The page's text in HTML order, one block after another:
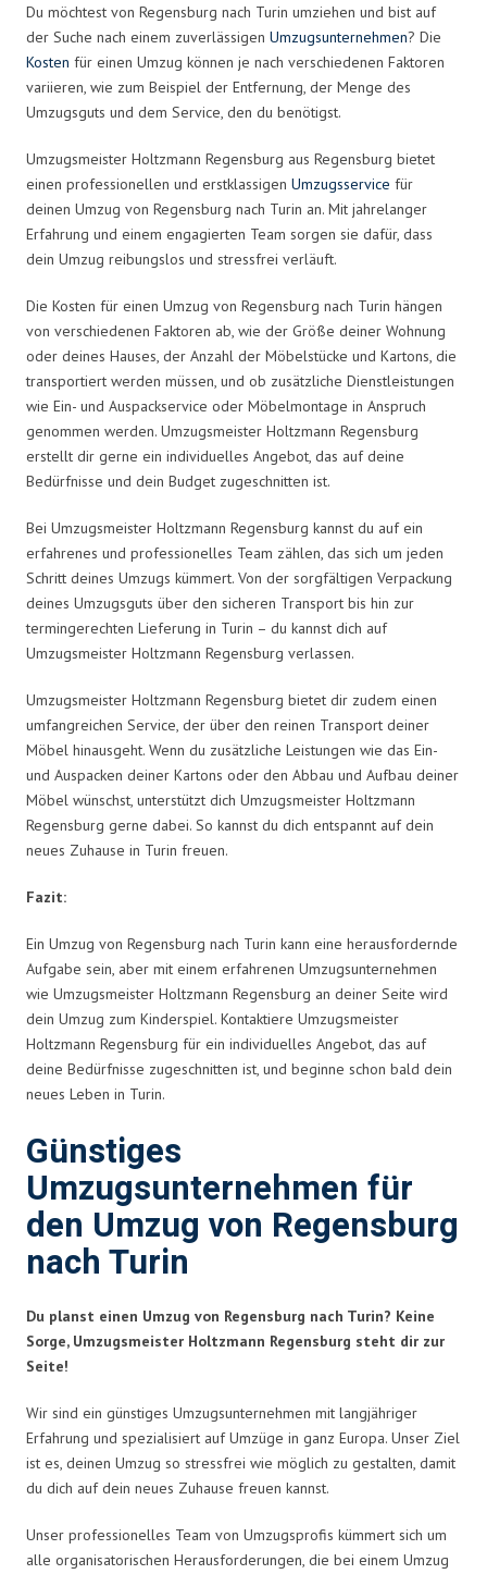
Du möchtest von Regensburg nach Turin umziehen und bist auf
der Suche nach einem zuverlässigen Umzugsunternehmen? Die
Kosten für einen Umzug können je nach verschiedenen Faktoren
variieren, wie zum Beispiel der Entfernung, der Menge des
Umzugsguts und dem Service, den du benötigst.
Umzugsmeister Holtzmann Regensburg aus Regensburg bietet
einen professionellen und erstklassigen Umzugsservice für
deinen Umzug von Regensburg nach Turin an. Mit jahrelanger
Erfahrung und einem engagierten Team sorgen sie dafür, dass
dein Umzug reibungslos und stressfrei verläuft.
Die Kosten für einen Umzug von Regensburg nach Turin hängen
von verschiedenen Faktoren ab, wie der Größe deiner Wohnung
oder deines Hauses, der Anzahl der Möbelstücke und Kartons, die
transportiert werden müssen, und ob zusätzliche Dienstleistungen
wie Ein- und Auspackservice oder Möbelmontage in Anspruch
genommen werden. Umzugsmeister Holtzmann Regensburg
erstellt dir gerne ein individuelles Angebot, das auf deine
Bedürfnisse und dein Budget zugeschnitten ist.
Bei Umzugsmeister Holtzmann Regensburg kannst du auf ein
erfahrenes und professionelles Team zählen, das sich um jeden
Schritt deines Umzugs kümmert. Von der sorgfältigen Verpackung
deines Umzugsguts über den sicheren Transport bis hin zur
termingerechten Lieferung in Turin – du kannst dich auf
Umzugsmeister Holtzmann Regensburg verlassen.
Umzugsmeister Holtzmann Regensburg bietet dir zudem einen
umfangreichen Service, der über den reinen Transport deiner
Möbel hinausgeht. Wenn du zusätzliche Leistungen wie das Ein-
und Auspacken deiner Kartons oder den Abbau und Aufbau deiner
Möbel wünschst, unterstützt dich Umzugsmeister Holtzmann
Regensburg gerne dabei. So kannst du dich entspannt auf dein
neues Zuhause in Turin freuen.
Fazit:
Ein Umzug von Regensburg nach Turin kann eine herausfordernde
Aufgabe sein, aber mit einem erfahrenen Umzugsunternehmen
wie Umzugsmeister Holtzmann Regensburg an deiner Seite wird
dein Umzug zum Kinderspiel. Kontaktiere Umzugsmeister
Holtzmann Regensburg für ein individuelles Angebot, das auf
deine Bedürfnisse zugeschnitten ist, und beginne schon bald dein
neues Leben in Turin.
Günstiges
Umzugsunternehmen für
den Umzug von Regensburg
nach Turin
Du planst einen Umzug von Regensburg nach Turin? Keine
Sorge, Umzugsmeister Holtzmann Regensburg steht dir zur
Seite!
Wir sind ein günstiges Umzugsunternehmen mit langjähriger
Erfahrung und spezialisiert auf Umzüge in ganz Europa. Unser Ziel
ist es, deinen Umzug so stressfrei wie möglich zu gestalten, damit
du dich auf dein neues Zuhause freuen kannst.
Unser professionelles Team von Umzugsprofis kümmert sich um
alle organisatorischen Herausforderungen, die bei einem Umzug